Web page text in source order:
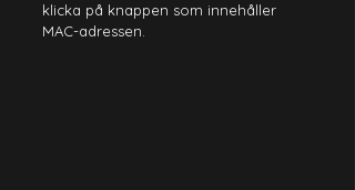
klicka på knappen som innehåller
MAC-adressen.